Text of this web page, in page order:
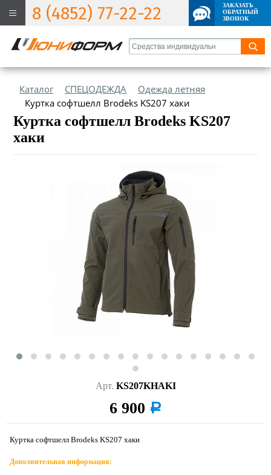
8 (4852) 77-22-22
ЗАКАЗАТЬ
ОБРАТНЫЙ
ЗВОНОК
Каталог СПЕЦОДЕЖДА
Одежда летняя
Куртка софтшелл Brodeks KS207 хаки
Куртка софтшелл Brodeks KS207
хаки
Арт. KS207KHAKI
6 900 a
Куртка софтшелл Brodeks KS207 хаки
Дополнительная информация: